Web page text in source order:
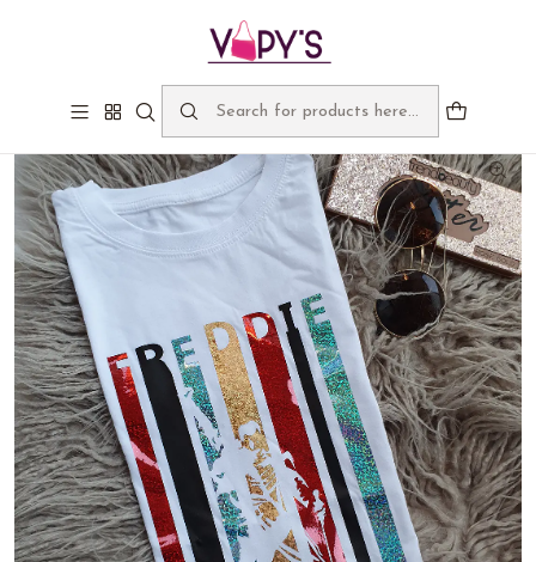
Bienvenidos a Vapy's, despachos gratis sobre $60.000